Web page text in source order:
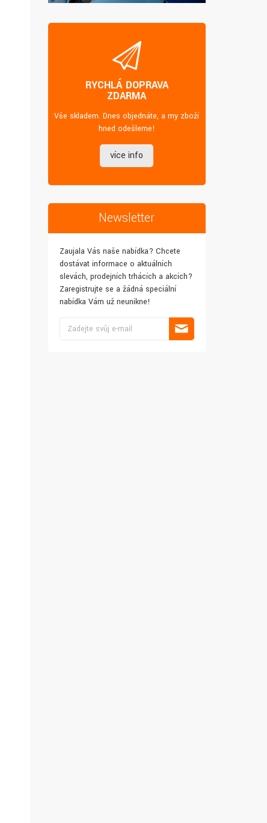
RYCHLÁ DOPRAVA
ZDARMA
Vše skladem. Dnes objednáte, a my zboží
hned odešleme!
více info
Newsletter
Zaujala Vás naše nabídka? Chcete
dostávat informace o aktuálních
slevách, prodejních trhácích a akcích?
Zaregistrujte se a žádná speciální
nabídka Vám už neunikne!